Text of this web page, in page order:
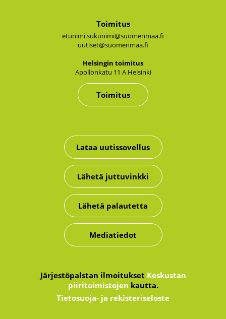
Toimitus
etunimi.sukunimi@suomenmaa.fi
uutiset@suomenmaa.fi
Hel­sin­gin toi­mi­tus
Apol­lon­ka­tu 11 A Hel­sin­ki
Toimitus
Lataa uutissovellus
Lähetä juttuvinkki
Lähetä palautetta
Mediatiedot
Järjestöpalstan ilmoitukset Keskustan
piiritoimistojen kautta.
Tietosuoja- ja rekisteriseloste